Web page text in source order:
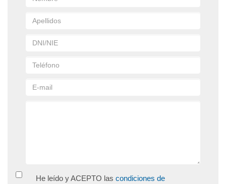
He leído y ACEPTO las condiciones de